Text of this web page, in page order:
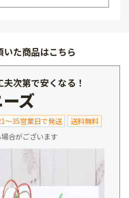
た商品はこちら
次第で安くなる！
ズ
～35営業日で発送
送料無料
合がございます